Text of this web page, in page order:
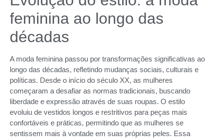
feminina ao longo das
décadas
A moda feminina passou por transformações significativas ao
longo das décadas, refletindo mudanças sociais, culturais e
políticas. Desde o início do século XX, as mulheres
começaram a desafiar as normas tradicionais, buscando
liberdade e expressão através de suas roupas. O estilo
evoluiu de vestidos longos e restritivos para peças mais
confortáveis e práticas, permitindo que as mulheres se
sentissem mais à vontade em suas próprias peles. Essa